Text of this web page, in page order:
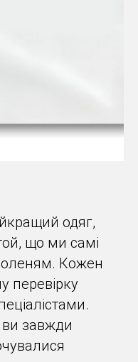
одяг,
що ми самі
Кожен
перевірку
завжди